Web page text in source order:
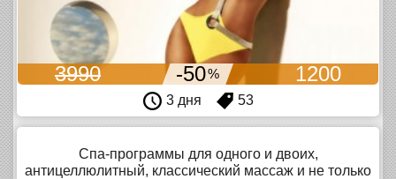
3990 -50% 1200
3 дня 53
Спа-программы для одного и двоих,
антицеллюлитный, классический массаж и не только